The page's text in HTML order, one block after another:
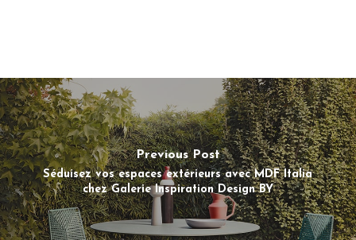
Previous Post
Séduisez vos espaces extérieurs avec MDF Italia
chez Galerie Inspiration Design BY